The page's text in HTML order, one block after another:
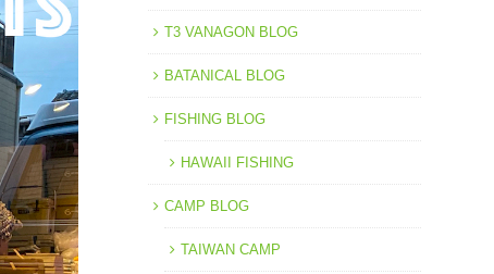
T3 VANAGON BLOG
BATANICAL BLOG
FISHING BLOG
HAWAII FISHING
CAMP BLOG
TAIWAN CAMP